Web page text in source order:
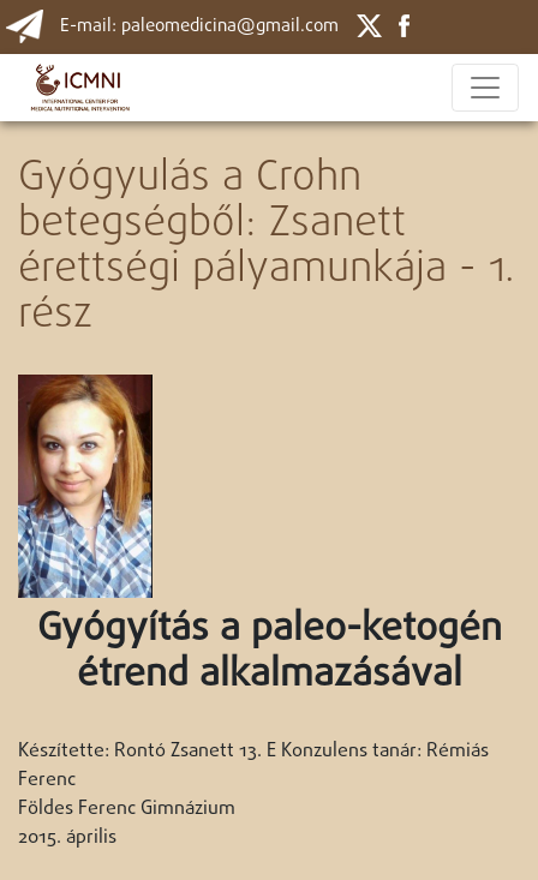
E-mail: paleomedicina@gmail.com
Gyógyulás a Crohn
betegségből: Zsanett
érettségi pályamunkája - 1.
rész
Gyógyítás a paleo-ketogén
étrend alkalmazásával
Készítette: Rontó Zsanett 13. E Konzulens tanár: Rémiás
Ferenc
Földes Ferenc Gimnázium
2015. április